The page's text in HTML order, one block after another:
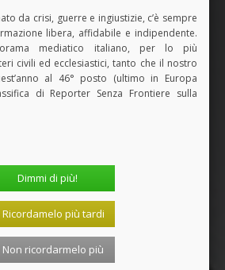
Vedi tutti i Libri
da crisi, guerre e ingiustizie, c’è sempre
libera, affidabile e indipendente.
mediatico italiano, per lo più
civili ed ecclesiastici, tanto che il nostro
al 46° posto (ultimo in Europa
di Reporter Senza Frontiere sulla
Dimmi di più!
Ricordamelo più tardi
Non ricordarmelo più